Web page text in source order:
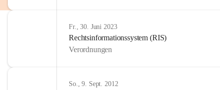
Fr., 30. Juni 2023
Rechtsinformationssystem (RIS)
Verordnungen
So., 9. Sept. 2012